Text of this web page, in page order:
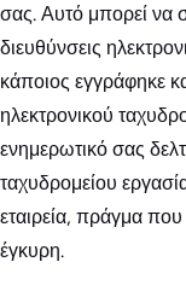
σας. Αυτό μπορεί να
διευθύνσεις
κάποιος εγγράφηκε
ηλεκτρονικού
ενημερωτικό σας
ταχυδρομείου
εταιρεία, πράγμα που
έγκυρη.